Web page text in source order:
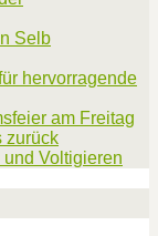
Selb
hervorragende
am Freitag
zurück
Voltigieren